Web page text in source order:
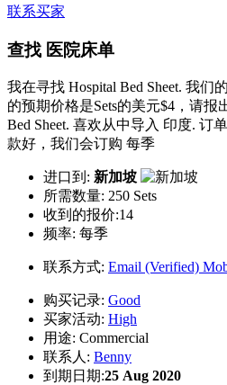
联系买家
查找 医院床单
我在寻找 Hospital Bed Sheet. 我们
的预期价格是Sets的美元$4，请报
Bed Sheet. 喜欢从中导入 印度. 订
款好，我们会订购 每季
进口到: 新加坡
所需数量: 250 Sets
收到的报价:14
频率: 每季
联系方式: Email (Verified)
购买记录: Good
买家活动: High
用途: Commercial
联系人: Benny
到期日期:25 Aug 2020